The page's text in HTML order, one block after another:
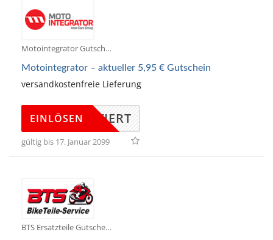
Motointegrator Gutscheine
Motointegrator – aktueller 5,95 € Gutschein
versandkostenfreie Lieferung
KTIVIERT
EINLÖSEN
gültig bis 17. Januar 2099
BTS Ersatzteile Gutscheine